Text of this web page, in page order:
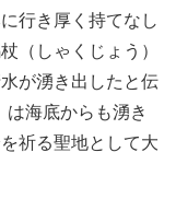
行き厚く持てなし
（しゃくじょう）
が湧き出したと伝
は海底からも湧き
祈る聖地として大